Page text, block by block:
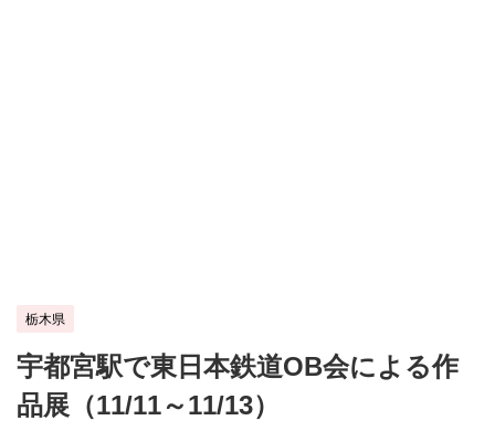
栃木県
宇都宮駅で東日本鉄道OB会による作
品展（11/11～11/13）